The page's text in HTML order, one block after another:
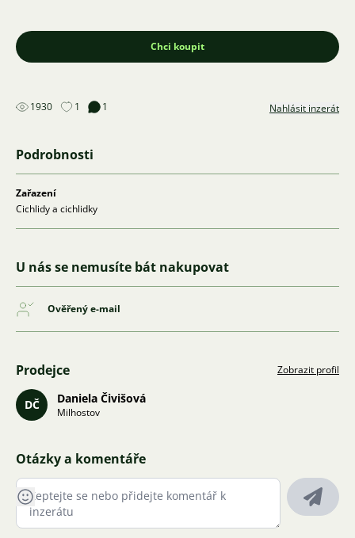
Chci koupit
1930 1 1 Nahlásit inzerát
Podrobnosti
Zařazení
Cichlidy a cichlidky
U nás se nemusíte bát nakupovat
Ověřený e-mail
Prodejce Zobrazit profil
DČ Daniela Čivišová
Milhostov
Otázky a komentáře